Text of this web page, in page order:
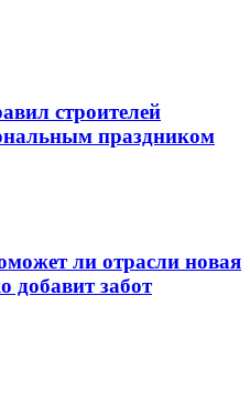
строителей
праздником
ли отрасли новая
добавит забот